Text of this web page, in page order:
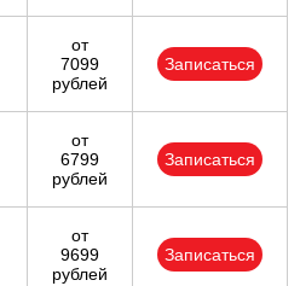
от
7099
рублей
Записаться
от
6799
рублей
Записаться
от
9699
рублей
Записаться